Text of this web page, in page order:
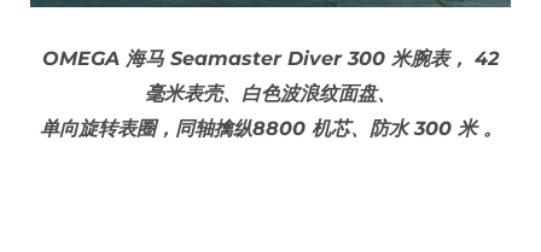
OMEGA 海马 Seamaster Diver 300 米腕表， 42
毫米表壳、白色波浪纹面盘、
单向旋转表圈，同轴擒纵8800 机芯、防水 300 米 。